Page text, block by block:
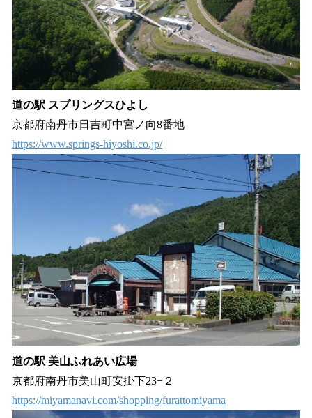
道の駅 スプリングスひよし
京都府南丹市日吉町中宮ノ向8番地
https://www.springs-hiyoshi.co.jp/
道の駅 美山ふれあい広場
京都府南丹市美山町安掛下23−２
https://miyamanavi.com/shopping/furattomiyama